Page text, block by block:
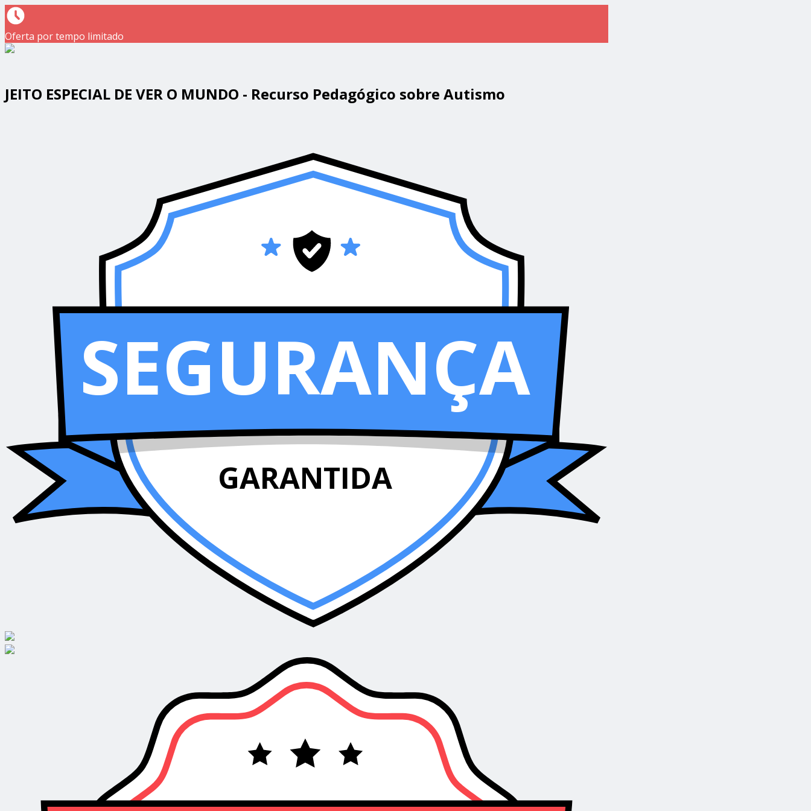
Oferta por tempo limitado
JEITO ESPECIAL DE VER O MUNDO - Recurso Pedagógico sobre Autismo
SEGURANÇA
GARANTIDA